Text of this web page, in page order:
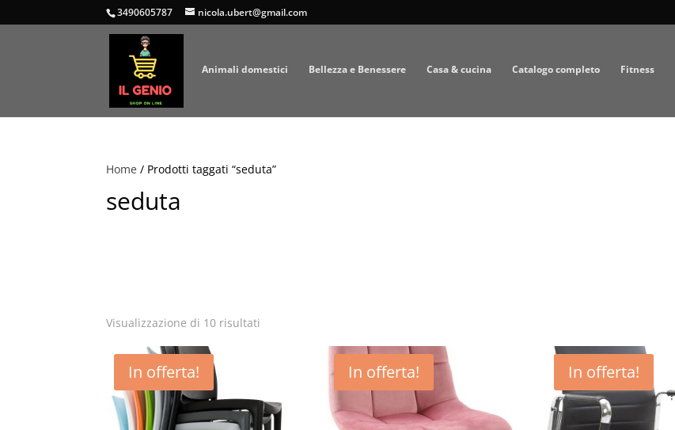
3490605787 nicola.ubert@gmail.com
Animali domestici Bellezza e Benessere Casa & cucina Catalogo completo Fitness
Home / Prodotti taggati “seduta”
seduta
Visualizzazione di 10 risultati
In offerta! In offerta! In offerta!